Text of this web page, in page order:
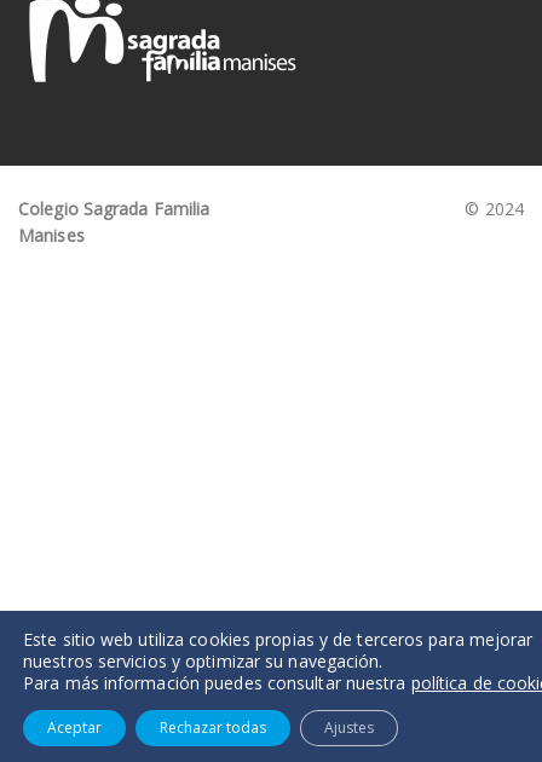
Colegio Sagrada Familia
Manises
© 2024
Este sitio web utiliza cookies propias y de terceros para mejorar
nuestros servicios y optimizar su navegación.
Para más información puedes consultar nuestra política de
Aceptar Rechazar todas Ajustes